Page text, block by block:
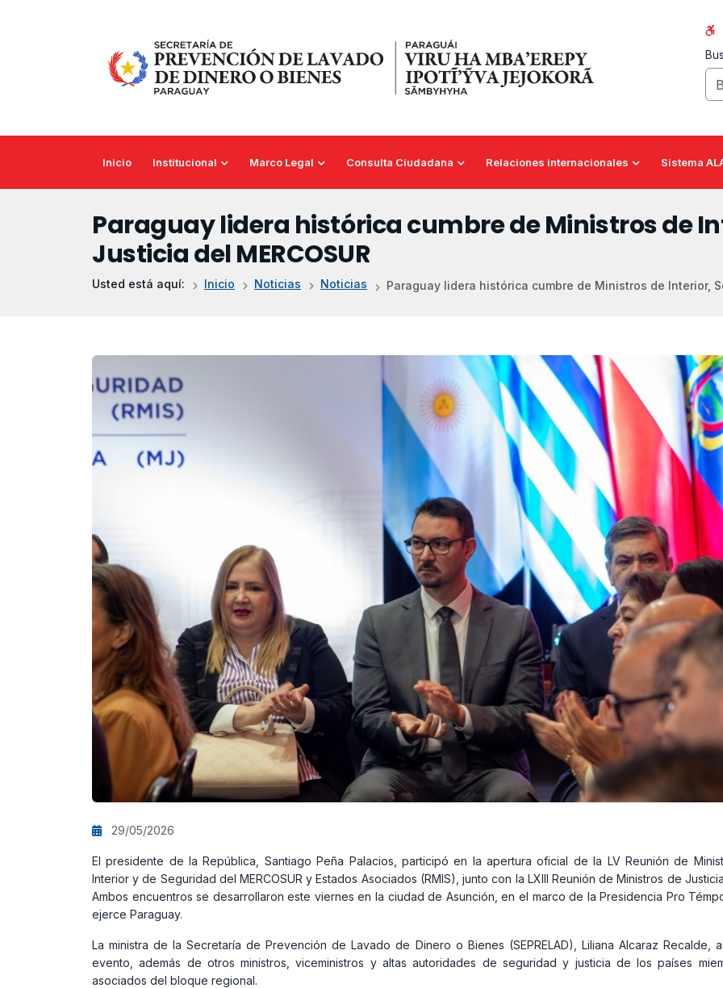
Inicio Institucional Marco Legal Consulta Ciudadana Relaciones internacionales Sistema
Paraguay lidera histórica cumbre de Ministros de
Justicia del MERCOSUR
Usted está aquí: Inicio Noticias Noticias Paraguay lidera histórica cumbre de Ministros de Interior,
29/05/2026
El presidente de la República, Santiago Peña Palacios, participó en la apertura oficial de la LV Reunión de
Interior y de Seguridad del MERCOSUR y Estados Asociados (RMIS), junto con la LXIII Reunión de Ministros de
Ambos encuentros se desarrollaron este viernes en la ciudad de Asunción, en el marco de la Presidencia Pro
ejerce Paraguay.
La ministra de la Secretaría de Prevención de Lavado de Dinero o Bienes (SEPRELAD), Liliana Alcaraz Recalde,
evento, además de otros ministros, viceministros y altas autoridades de seguridad y justicia de los países
asociados del bloque regional.